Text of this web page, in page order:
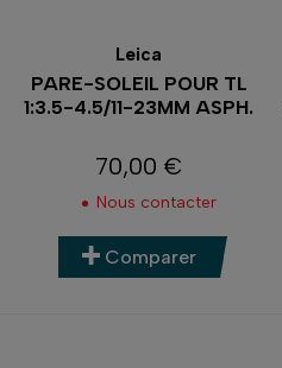
Leica
PARE-SOLEIL POUR TL
1:3.5-4.5/11-23MM ASPH.
Prix
70,00 €
Nous contacter
Comparer